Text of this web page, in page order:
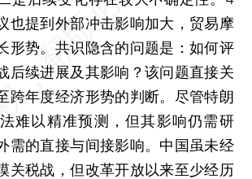
也提到外部冲击影响加大，贸易摩
形势。共识隐含的问题是：如何评
后续进展及其影响？该问题直接关
跨年度经济形势的判断。尽管特朗
难以精准预测，但其影响仍需研
需的直接与间接影响。中国虽未经
关税战，但改革开放以来至少经历